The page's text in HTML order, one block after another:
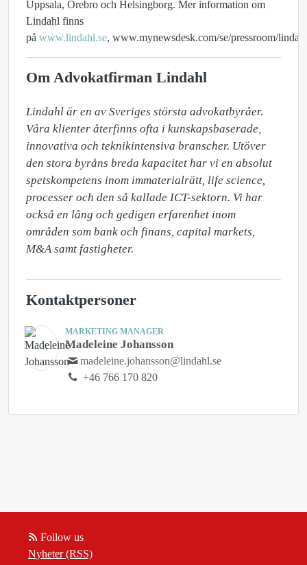
Uppsala, Örebro och Helsingborg. Mer information om
Lindahl finns
på www.lindahl.se, www.mynewsdesk.com/se/pressroom/lindahl
Om Advokatfirman Lindahl
Lindahl är en av Sveriges största advokatbyråer.
Våra klienter återfinns ofta i kunskapsbaserade,
innovativa och teknikintensiva branscher. Utöver
den stora byråns breda kapacitet har vi en absolut
spetskompetens inom immaterialrätt, life science,
processer och den så kallade ICT-sektorn. Vi har
också en lång och gedigen erfarenhet inom
områden som bank och finans, capital markets,
M&A samt fastigheter.
Kontaktpersoner
MARKETING MANAGER
Madeleine Johansson
madeleine.johansson@lindahl.se
+46 766 170 820
Follow us
Nyheter (RSS)